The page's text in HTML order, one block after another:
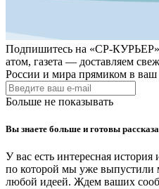
Подпишитесь на «СР-КУРЬЕР»
атом, газета — доставляем
России и мира прямиком в
Больше не показывать
Вы знаете больше и готовы
У вас есть интересная
по которой мы уже выпустили
любой идеей. Ждем ваших